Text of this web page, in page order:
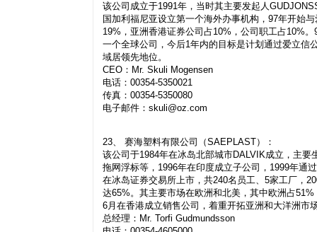
该公司成立于1991年，当时其主要发起人
国加利福尼亚设立第一个海外办事机构，97年开始
19%，亚洲香港证券公司占10%，公司职工占10%
一个全球公司，今后1年内的目标是计划通过爱立信
域居领先地位。
CEO：Mr. Skuli Mogensen
电话：00354-5350021
传真：00354-5350080
电子邮件： skuli@oz.com
23、 赛海塑料有限公司（SAEPLAST）：
该公司于1984年在冰岛北部城市DALVIK成立，主
拖网浮标等，1996年在印度成立子公司，1999年通
在冰岛证券交易所上市，共240名员工、5家工厂，
达65%。其主要市场在欧洲和北美，其中欧洲占
6月在香港成立销售公司，着重开拓亚洲和大洋洲市
总经理：Mr. Torfi Gudmundsson